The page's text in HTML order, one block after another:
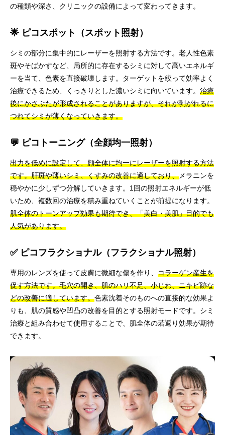
の種類や深さ、クリニックの設備によって変わってきます。
🌟 ピコスポット（スポット照射）
シミの部分に集中的にレーザーを照射する方法です。老人性色素
斑やそばかすなど、局所的に存在するシミに対して高いエネルギ
ーを当て、色素を直接破壊します。ターゲットを絞って効率よく
治療できるため、くっきりとした濃いシミに向いています。 治療
後にかさぶたが形成されることがありますが、それが剥がれるに
つれてシミが薄くなっていきます。
💬 ピコトーニング（全顔均一照射）
出力を低めに設定して、顔全体に均一にレーザーを照射する方法
です。肝斑や薄いシミ、くすみの改善に適しており、メラニンを
穏やかに少しずつ分解していきます。1回の照射エネルギーが低
いため、複数回の治療を積み重ねていくことが前提になります。
肌全体のトーンアップ効果も期待でき、「美白・美肌」目的でも
人気があります。
✅ ピコフラクショナル（フラクショナル照射）
専用のレンズを使って皮膚に微細な傷を作り、 コラーゲン産生を
促す方法です。毛穴の開き、肌のハリ不足、小じわ、ニキビ跡な
どの改善に適しています。色素沈着そのものへの直接的な効果よ
りも、肌の質感や凹凸の改善を目的とする照射モードです。シミ
治療と組み合わせて使用することで、肌全体の若返り効果が期待
できます。